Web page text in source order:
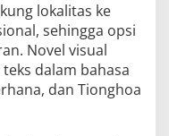
lokalitas ke
sehingga opsi
Novel visual
dalam bahasa
dan Tionghoa